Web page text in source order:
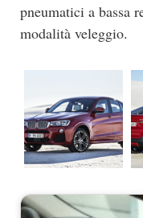
pneumatici a bassa
modalità veleggio.